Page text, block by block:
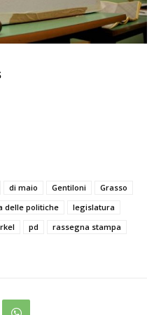
di maio Gentiloni
Grasso
delle politiche
legislatura
pd
rassegna stampa